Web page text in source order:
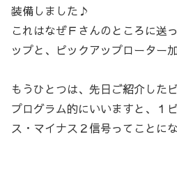
装備しました♪
これはなぜＦさんのところに送
ップと、ピックアップローター
もうひとつは、先日ご紹介した
プログラム的にいいますと、１
ス・マイナス２信号ってことにな